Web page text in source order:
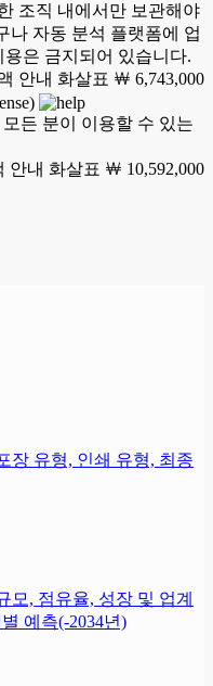
조직 내에서만 보관해야
나 자동 분석 플랫폼에 업
은 금지되어 있습니다.
￦ 6,743,000
든 분이 이용할 수 있는
￦ 10,592,000
장 유형, 인쇄 유형, 최종
모, 점유율, 성장 및 업계
예측(-2034년)